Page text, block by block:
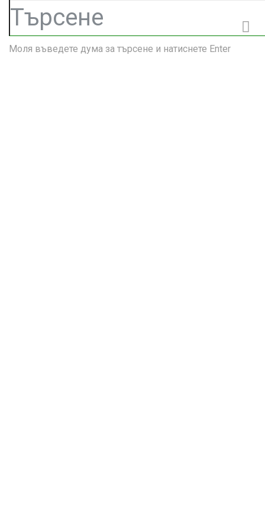
Моля въведете дума за търсене и натиснете Enter